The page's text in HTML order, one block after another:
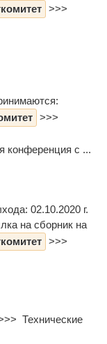
>>>
>>>
конференция с ...
02.10.2020 г.
на сборник на
>>>
Технические